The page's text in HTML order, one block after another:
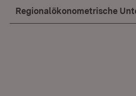
Regionalökonometrische